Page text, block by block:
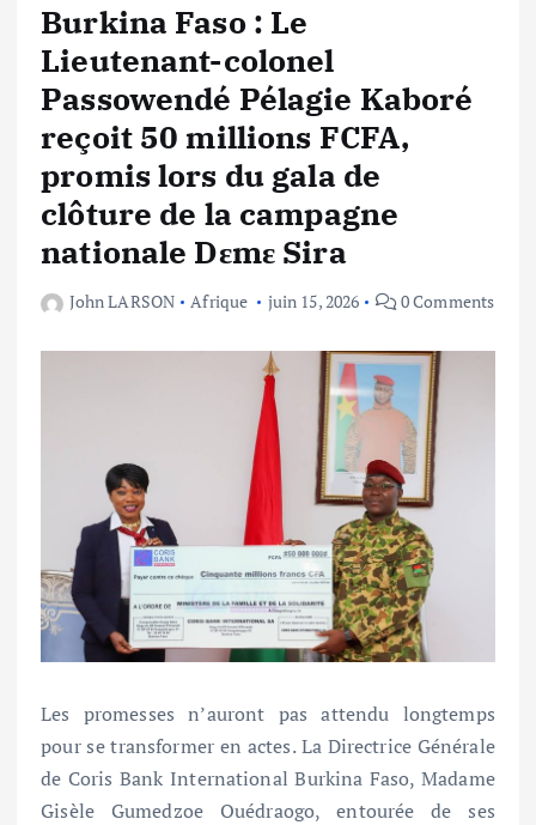
Burkina Faso : Le
Lieutenant-colonel
Passowendé Pélagie Kaboré
reçoit 50 millions FCFA,
promis lors du gala de
clôture de la campagne
nationale Dɛmɛ Sira
John LARSON Afrique juin 15, 2026 0 Comments
Les promesses n’auront pas attendu longtemps
pour se transformer en actes. La Directrice Générale
de Coris Bank International Burkina Faso, Madame
Gisèle Gumedzoe Ouédraogo, entourée de ses